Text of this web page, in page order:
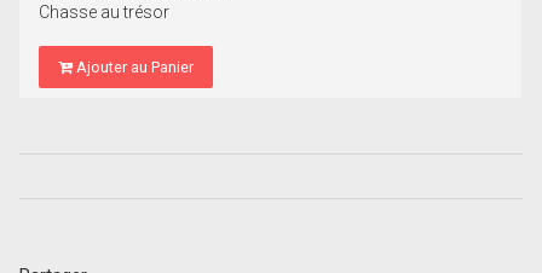
Chasse au trésor
Ajouter au Panier